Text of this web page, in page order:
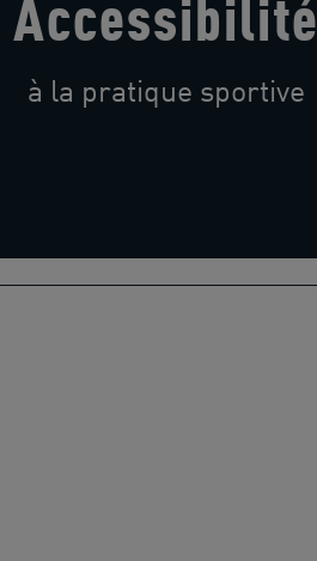
Accessibilité
à la pratique sportive